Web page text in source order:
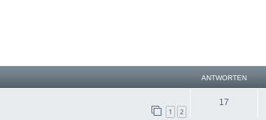
ANTWORTEN
1 2
17